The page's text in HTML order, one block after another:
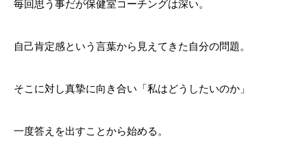
毎回思う事だが保健室コーチングは深い。
自己肯定感という言葉から見えてきた自分の問題。
そこに対し真摯に向き合い「私はどうしたいのか」
一度答えを出すことから始める。